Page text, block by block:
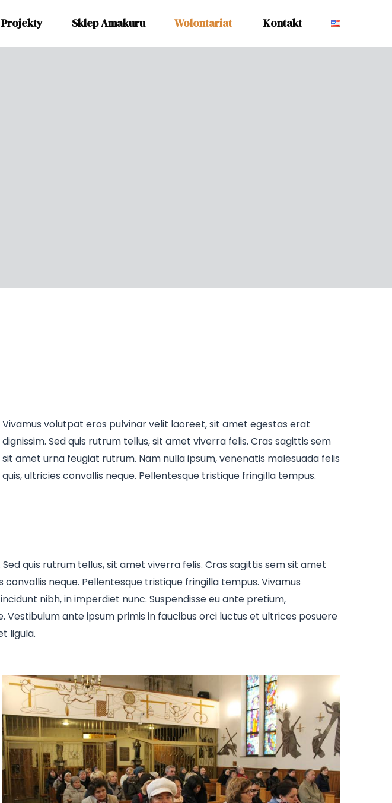
Projekty Sklep Amakuru Wolontariat Kontakt
Vivamus volutpat eros pulvinar velit laoreet, sit amet egestas erat
dignissim. Sed quis rutrum tellus, sit amet viverra felis. Cras sagittis sem
sit amet urna feugiat rutrum. Nam nulla ipsum, venenatis malesuada felis
quis, ultricies convallis neque. Pellentesque tristique fringilla tempus.
quis rutrum tellus, sit amet viverra felis. Cras sagittis sem sit amet
neque. Pellentesque tristique fringilla tempus. Vivamus
nibh, in imperdiet nunc. Suspendisse eu ante pretium,
ante ipsum primis in faucibus orci luctus et ultrices posuere
ligula.